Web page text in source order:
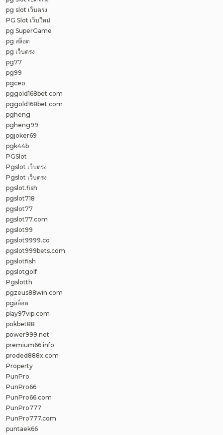
pg slot เว็บตรง
PG Slot เว็บใหม่
pg SuperGame
pg สล็อต
pg เว็บตรง
pg77
pg99
pgceo
pggold168bet.com
pggold168bet.com
pgheng
pgheng99
pgjoker69
pgk44b
PGSlot
Pgslot เว็บตรง
Pgslot เว็บตรง
pgslot.fish
pgslot718
pgslot77
pgslot77.com
pgslot99
pgslot9999.co
pgslot999bets.com
pgslotfish
pgslotgolf
Pgslotth
pgzeus88win.com
pgสล็อต
play97vip.com
pokbet88
power999.net
premium66.info
proded888x.com
Property
PunPro
PunPro66
PunPro66.com
PunPro777
PunPro777.com
puntaek66